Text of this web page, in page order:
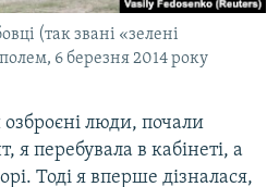
(так звані «зелені
6 березня 2014 року
люди, почали
я перебувала в кабінеті, а
Тоді я вперше дізналася,